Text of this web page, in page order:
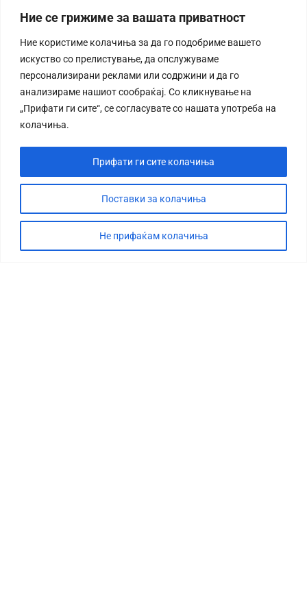
Ние се грижиме за вашата приватност
Ние користиме колачиња за да го подобриме вашето
искуство со прелистување, да опслужуваме
персонализирани реклами или содржини и да го
анализираме нашиот сообраќај. Со кликнување на
„Прифати ги сите“, се согласувате со нашата употреба на
колачиња.
Поставки за колачиња
Не прифаќам колачиња
Прифати ги сите колачиња